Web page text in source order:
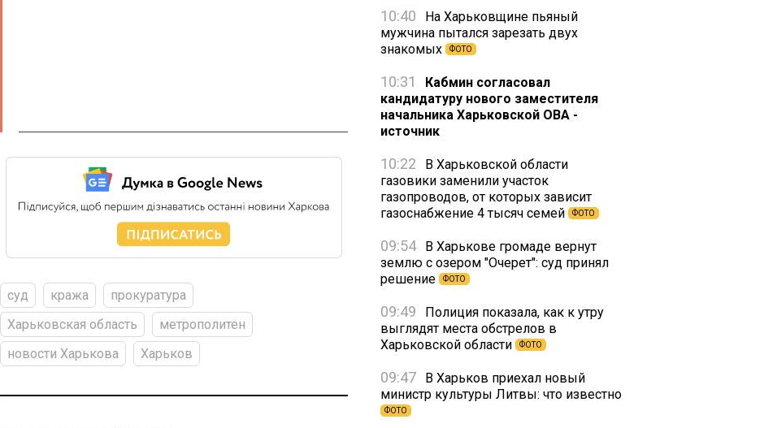
суд кража
прокуратура
Харьковская область
метрополитен
новости Харькова
Харьков
10:40
На Харьковщине пьяный
мужчина пытался зарезать двух
знакомых
ФОТО
10:31
Кабмин согласовал
кандидатуру нового заместителя
начальника Харьковской ОВА -
источник
10:22
В Харьковской области
газовики заменили участок
газопроводов, от которых зависит
газоснабжение 4 тысяч семей
ФОТО
09:54
В Харькове громаде вернут
землю с озером "Очерет": суд принял
решение
ФОТО
09:49
Полиция показала, как к утру
выглядят места обстрелов в
Харьковской области
ФОТО
09:47
В Харьков приехал новый
министр культуры Литвы: что известно
ФОТО